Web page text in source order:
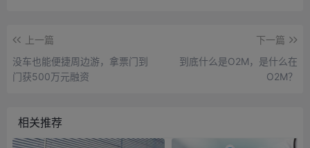
上一篇
没车也能便捷周边游，拿票门到
门获500万元融资
下一篇
到底什么是O2M，是什么在
O2M？
相关推荐